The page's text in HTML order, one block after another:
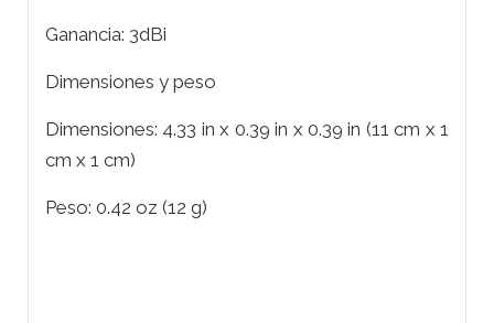
Ganancia: 3dBi
Dimensiones y peso
Dimensiones: 4.33 in x 0.39 in x 0.39 in (11 cm x 1
cm x 1 cm)
Peso: 0.42 oz (12 g)